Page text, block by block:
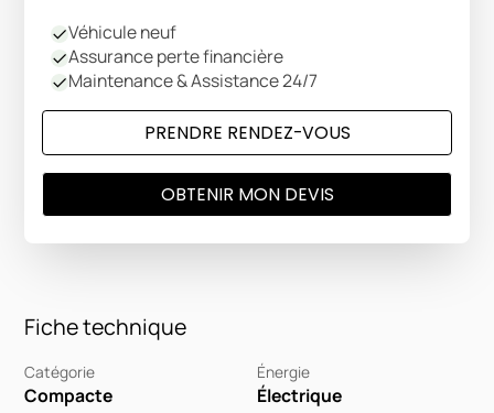
Fiche technique
Catégorie
Compacte
Énergie
Électrique
Véhicule neuf
Assurance perte financière
Maintenance & Assistance 24/7
PRENDRE RENDEZ-VOUS
OBTENIR MON DEVIS